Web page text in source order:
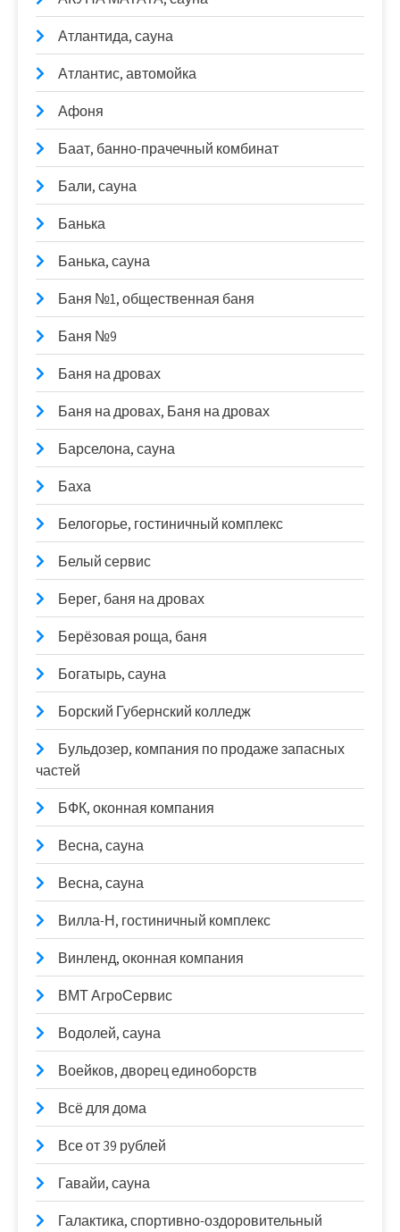
Атлантида, сауна
Атлантис, автомойка
Афоня
Баат, банно-прачечный комбинат
Бали, сауна
Банька
Банька, сауна
Баня №1, общественная баня
Баня №9
Баня на дровах
Баня на дровах, Баня на дровах
Барселона, сауна
Баха
Белогорье, гостиничный комплекс
Белый сервис
Берег, баня на дровах
Берёзовая роща, баня
Богатырь, сауна
Борский Губернский колледж
Бульдозер, компания по продаже запасных
частей
БФК, оконная компания
Весна, сауна
Весна, сауна
Вилла-Н, гостиничный комплекс
Винленд, оконная компания
ВМТ АгроСервис
Водолей, сауна
Воейков, дворец единоборств
Всё для дома
Все от 39 рублей
Гавайи, сауна
Галактика, спортивно-оздоровительный